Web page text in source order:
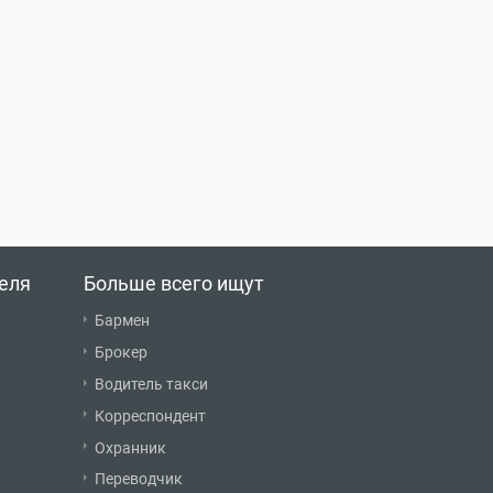
Больше всего ищут
Бармен
Брокер
Водитель такси
Корреспондент
Охранник
Переводчик